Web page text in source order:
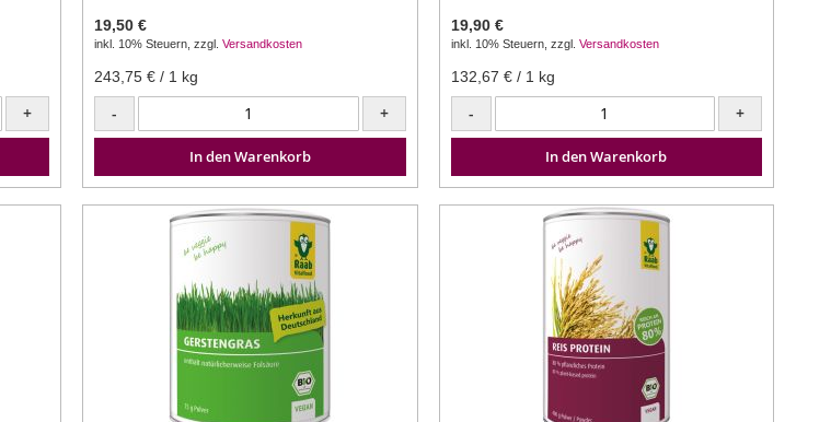
+
19,50 €
inkl. 10% Steuern ,zzgl.Versandkosten
243,75 € / 1 kg
- +
In den Warenkorb
19,90 €
inkl. 10% Steuern, zzgl. Versandkosten
132,67 €/ 1 kg
- +
In den Warenkorb